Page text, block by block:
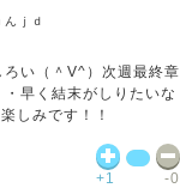
んｊｄ
い（＾V^）次週最終章
早く結末がしりたいな
しみです！！
+1 -0